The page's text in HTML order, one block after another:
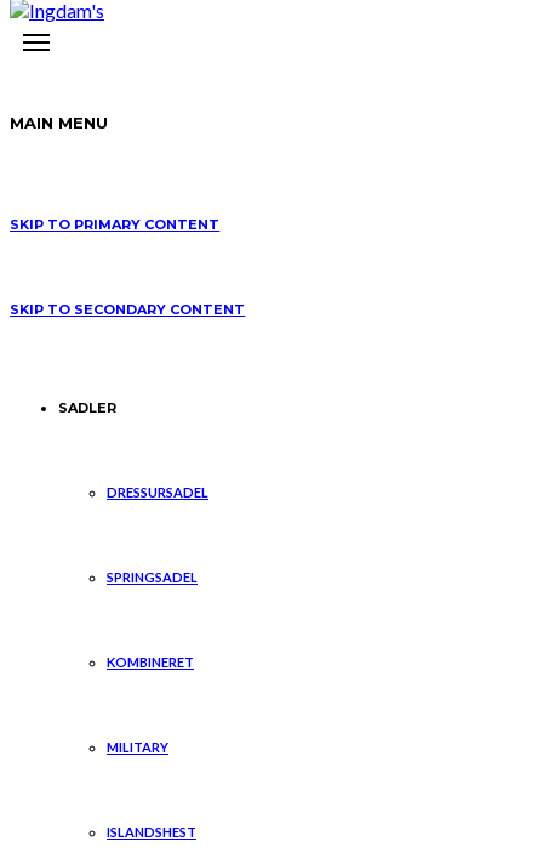
MAIN MENU
SKIP TO PRIMARY CONTENT
SKIP TO SECONDARY CONTENT
SADLER
DRESSURSADEL
SPRINGSADEL
KOMBINERET
MILITARY
ISLANDSHEST